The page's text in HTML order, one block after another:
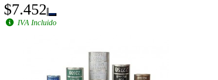
$7.452
IVA Incluido